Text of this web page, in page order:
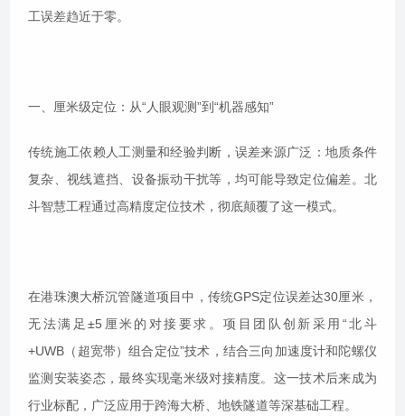
工误差趋近于零。
一、厘米级定位：从“人眼观测”到“机器感知”
传统施工依赖人工测量和经验判断，误差来源广泛：地质条件
复杂、视线遮挡、设备振动干扰等，均可能导致定位偏差。北
斗智慧工程通过高精度定位技术，彻底颠覆了这一模式。
在港珠澳大桥沉管隧道项目中，传统GPS定位误差达30厘米，
无法满足±5厘米的对接要求。项目团队创新采用“北斗
+UWB（超宽带）组合定位”技术，结合三向加速度计和陀螺仪
监测安装姿态，最终实现毫米级对接精度。这一技术后来成为
行业标配，广泛应用于跨海大桥、地铁隧道等深基础工程。